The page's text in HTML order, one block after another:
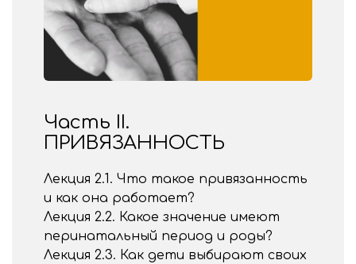
Часть II.
ПРИВЯЗАННОСТЬ
Лекция 2.1. Что такое привязанность
и как она работает?
Лекция 2.2. Какое значение имеют
перинатальный период и роды?
Лекция 2.3. Как дети выбирают своих